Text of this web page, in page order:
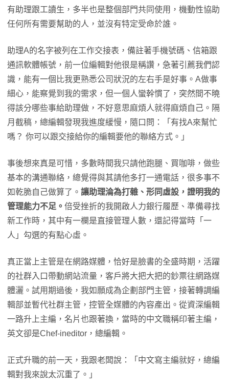
有助理跟工讀生，多半也是整個部門共同使用，機動性協助
任何所有需要幫助的人，並沒有特定受命於誰。
助理A的名字被列在工作交接表，備註著手機號碼、信箱跟
通訊軟體帳號，前一位編輯對他很是稱讚，急著引薦我們認
識，能有一個比我更熟悉公司狀況的左右手是好事。A做事
細心，能察覺到我的需求，但一個人蠻幹慣了，突然間不曉
得該分哪些事給助理做，不好意思麻煩人就得麻煩自己。隔
月截稿，總編輯發現我進度緩慢，隨口問：「有找A來幫忙
嗎？ 你可以跟交接給你的編輯要他的聯絡方式。」
事後想來真是可惜，多數時間我只請他跑腿、買咖啡，做些
基本的溝通聯絡，總覺得與其請他多打一通電話，很多事不
如乾脆自己做算了。 讓助理淪為打雜、形同虛設，證明我的
管理能力不足。 倍受挫折的我開啟人力銀行履歷、準備尋找
新工作時，其中有一欄是直接管理人數，還記得當時「一
人」勾選的有點心虛。
真正當上主管是在網路媒體，恰好是臉書的全盛時期，活躍
的社群入口帶動網站流量，客戶將大把大把的鈔票往網路媒
體灑。試用期過後，我如願成為企劃部門主管，接著轉調編
輯部並暫代社群主管，控管全媒體的內容產出。從資深編輯
一路升上主編，名片也跟著換，當時的中文職稱印著主編，
英文卻是Chef-ineditor，總編輯。
正式升職的前一天，我跟老闆說：「中文寫主編就好，總編
輯對我來說太沉重了。」